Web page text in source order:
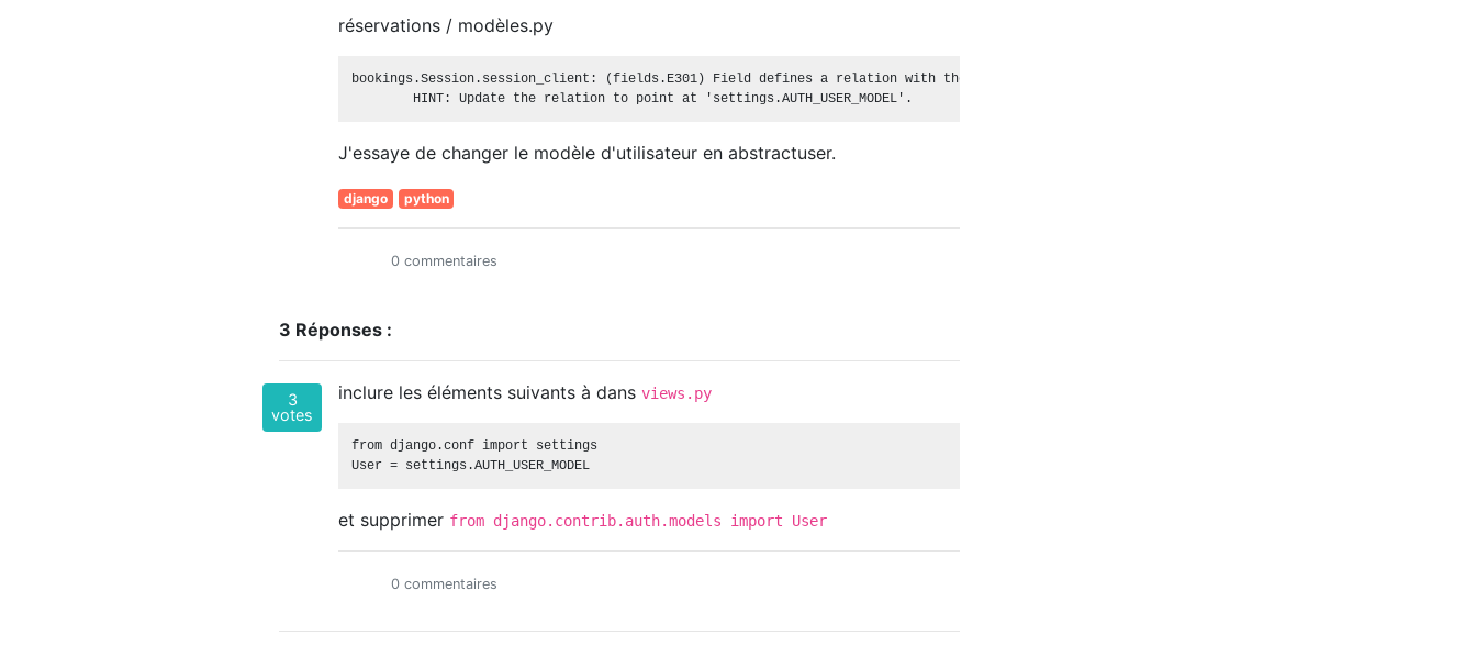
réservations / modèles.py
bookings.Session.session_client: (fields.E301) Field defines a relation with the model 'auth.User', which has been swapped out.
J'essaye de changer le modèle d'utilisateur en abstractuser.
django python
0 commentaires
3 Réponses :
3
votes
inclure les éléments suivants à dansviews.py
from django.conf import settings
et supprimer from django.contrib.auth.models import User
0 commentaires